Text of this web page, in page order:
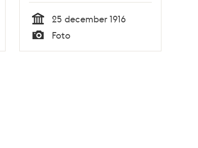
Tid
25 december 1916
Typ
Foto